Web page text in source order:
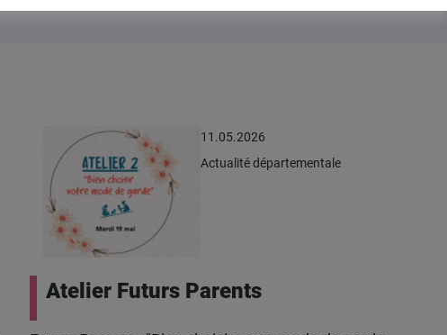
11.05.2026
Actualité départementale
Atelier Futurs Parents